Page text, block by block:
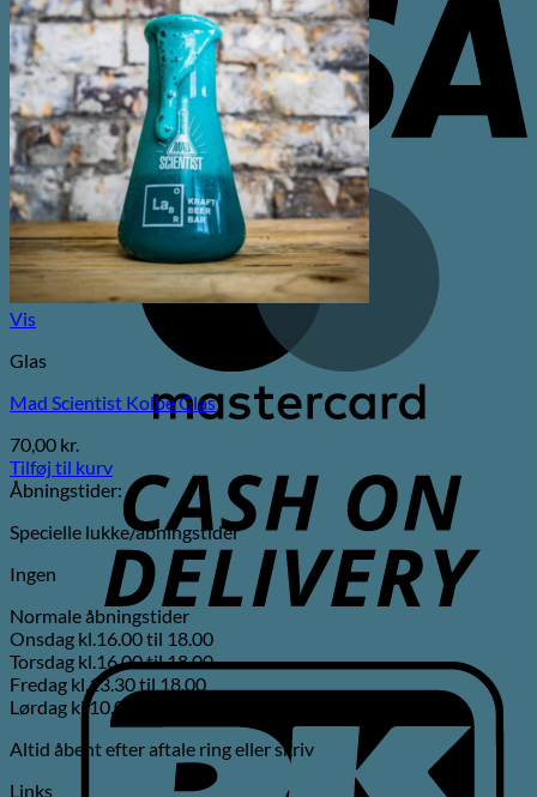
Vis
Glas
Mad Scientist Kolbe Glas
70,00 kr.
Tilføj til kurv
Åbningstider:
Specielle lukke/åbningstider
Ingen
Normale åbningstider
Onsdag kl.16.00 til 18.00
Torsdag kl.16.00 til 18.00
Fredag kl.13.30 til 18.00
Lørdag kl.10.00 til 15.00
Altid åbent efter aftale ring eller skriv
Links